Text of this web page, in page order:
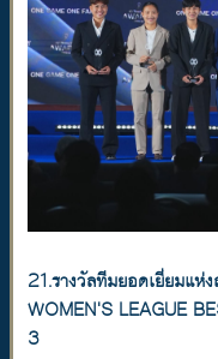
21.รางวัลทีมยอดเยี่ยมแห่
WOMEN'S LEAGUE
3